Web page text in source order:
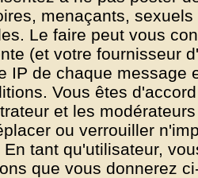
menaçants,
Le faire peut vous
(et votre fournisseur
IP de chaque message
Vous êtes
et les
ou verrouiller
En tant qu'utilisateur,
que vous donnerez